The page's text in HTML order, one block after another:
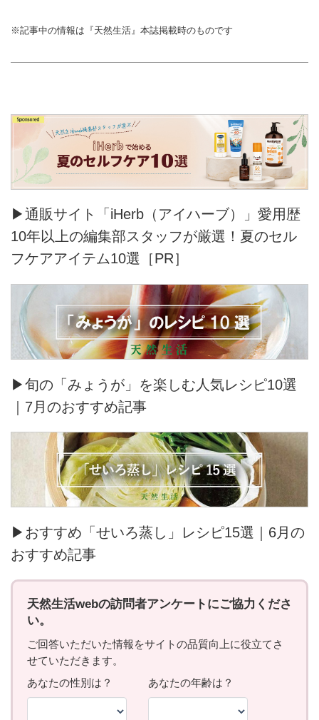
※記事中の情報は『天然生活』本誌掲載時のものです
▶通販サイト「iHerb（アイハーブ）」愛用歴
10年以上の編集部スタッフが厳選！夏のセル
フケアアイテム10選［PR］
▶旬の「みょうが」を楽しむ人気レシピ10選
｜7月のおすすめ記事
▶おすすめ「せいろ蒸し」レシピ15選｜6月の
おすすめ記事